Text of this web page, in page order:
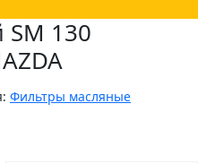
130
Фильтры масляные